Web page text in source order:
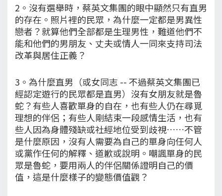
2。沒有選舉時，蔡英文集團的眼中顯然只有直男
的存在。照片裡的民眾，為什麼一定都是男異性
戀者？就算他們全部都是生理男性，難道他們不
能和他們的男朋友、丈夫或情人一同來支持司法
改革與居住正義？
3。為什麼直男（或女同志 -- 不過蔡英文集團已
經認定遊行的民眾都是直男）沒有女朋友就是魯
蛇？有些人喜歡單身的自在，也有些人仍在尋覓
理想的伴侶；有些人剛結束一段感情生活，也有
些人因為身體殘缺或社經地位受到歧視……不管
是什麼原因，沒有人需要為自己的單身向任何人
或黨作任何的解釋、道歉或說明。嘲諷單身的民
眾是魯蛇，要用兩人的伴侶關係證明自己的價
值，這是什麼樣子的變態價值觀？